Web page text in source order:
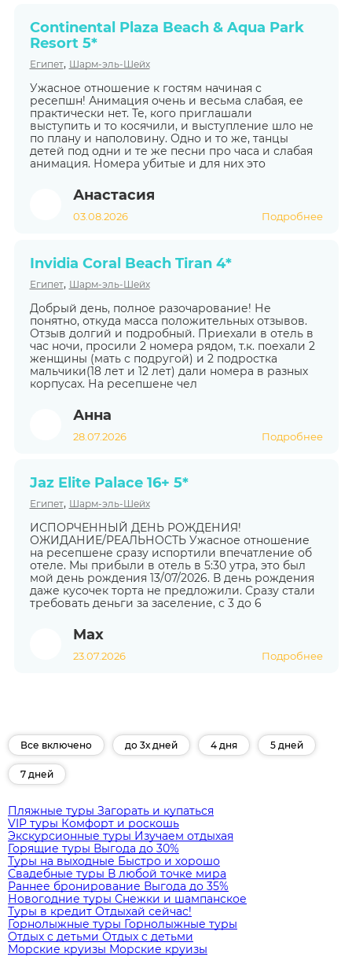
Continental Plaza Beach & Aqua Park
Resort 5*
Египет, Шарм-эль-Шейх
Ужасное отношение к гостям начиная с
ресепшн! Анимация очень и весьма слабая, ее
практически нет. Те, кого приглашали
выступить и то косячили, и выступление шло не
по плану и наполовину. Одно и то же, танцы
детей под одни и те же песни про часа и слабая
анимация. Номера убитые и для них это
Анастасия
03.08.2026 Подробнее
Invidia Coral Beach Tiran 4*
Египет, Шарм-эль-Шейх
Добрый день, полное разочарование! Не
понятно, откуда масса положительных отзывов.
Отзыв долгий и подробный. Приехали в отель в
час ночи, просили 2 номера рядом, т.к. поехали 2
женщины (мать с подругой) и 2 подростка
мальчики(18 лет и 12 лет) дали номера в разных
корпусах. На ресепшене чел
Анна
28.07.2026 Подробнее
Jaz Elite Palace 16+ 5*
Египет, Шарм-эль-Шейх
ИСПОРЧЕННЫЙ ДЕНЬ РОЖДЕНИЯ!
ОЖИДАНИЕ/РЕАЛЬНОСТЬ Ужасное отношение
на ресепшене сразу испортили впечатление об
отеле. Мы прибыли в отель в 5:30 утра, это был
мой день рождения 13/07/2026. В день рождения
даже кусочек торта не предложили. Cразу стали
требовать деньги за заселение, с 3 до 6
Max
23.07.2026 Подробнее
Все включено до 3х дней 4 дня 5 дней
7 дней
Пляжные туры Загорать и купаться
VIP туры Комфорт и роскошь
Экскурсионные туры Изучаем отдыхая
Горящие туры Выгода до 30%
Туры на выходные Быстро и хорошо
Свадебные туры В любой точке мира
Раннее бронирование Выгода до 35%
Новогодние туры Снежки и шампанское
Туры в кредит Отдыхай сейчас!
Горнолыжные туры Горнолыжные туры
Отдых с детьми Отдых с детьми
Морские круизы Морские круизы